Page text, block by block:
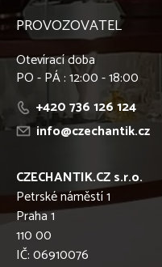
PROVOZOVATEL
Otevírací doba
PO - PÁ : 12:00 - 18:00
+420 736 126 124
info@czechantik.cz
CZECHANTIK.CZ s.r.o.
Petrské náměstí 1
Praha 1
110 00
IČ: 06910076